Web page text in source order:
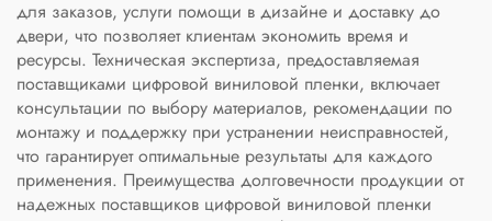
для заказов, услуги помощи в дизайне и доставку до
двери, что позволяет клиентам экономить время и
ресурсы. Техническая экспертиза, предоставляемая
поставщиками цифровой виниловой пленки, включает
консультации по выбору материалов, рекомендации по
монтажу и поддержку при устранении неисправностей,
что гарантирует оптимальные результаты для каждого
применения. Преимущества долговечности продукции от
надежных поставщиков цифровой виниловой пленки